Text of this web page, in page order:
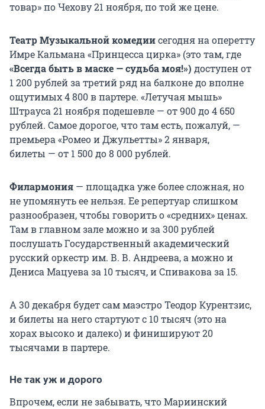
товар» по Чехову 21 ноября, по той же цене.
Театр Музыкальной комедиисегодня на оперетту
Имре Кальмана «Принцесса цирка» (это там, где
«Всегда быть в маске — судьба моя!») доступен от
1 200 рублей за третий ряд на балконе до вполне
ощутимых 4 800 в партере. «Летучая мышь»
Штрауса 21 ноября подешевле — от 900 до 4 650
рублей. Самое дорогое, что там есть, пожалуй, —
премьера «Ромео и Джульетты» 2 января,
билеты — от 1 500 до 8 000 рублей.
Филармония — площадка уже более сложная, но
не упомянуть ее нельзя. Ее репертуар слишком
разнообразен, чтобы говорить о «средних» ценах.
Там в главном зале можно и за 300 рублей
послушать Государственный академический
русский оркестр им. В. В. Андреева, а можно и
Дениса Мацуева за 10 тысяч, и Спивакова за 15.
А 30 декабря будет сам маэстро Теодор Курентзис,
и билеты на него стартуют с 10 тысяч (это на
хорах высоко и далеко) и финишируют 20
тысячами в партере.
Не так уж и дорого
Впрочем, если не забывать, что Мариинский